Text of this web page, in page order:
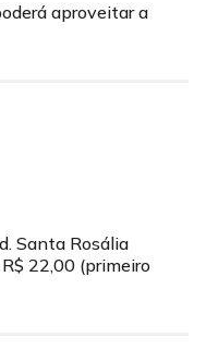
aproveitar a
Santa Rosália
22,00 (primeiro